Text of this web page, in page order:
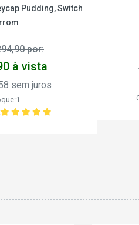
Pudding, Switch
por:
à vista
sem juros